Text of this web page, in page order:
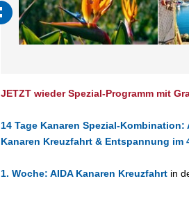
JETZT wieder Spezial-Programm mit
14 Tage Kanaren Spezial-
Kanaren Kreuzfahrt & Entspannung im
1. Woche: AIDA Kanaren Kreuzfahrt in